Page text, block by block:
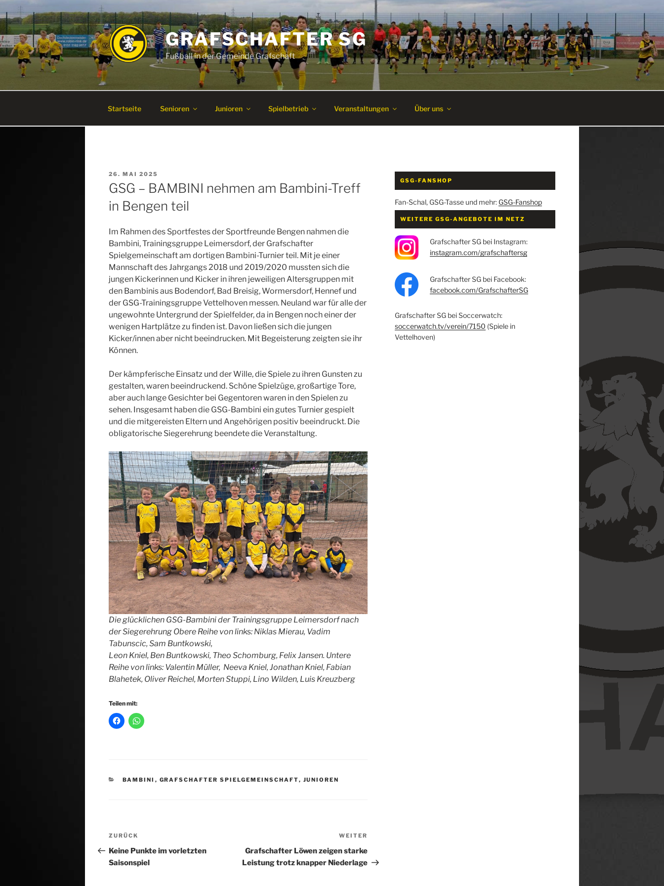
Inhalt
springen
GRAFSCHAFTER SG
Fußball in der Gemeinde Grafschaft
Startseite Senioren Junioren Spielbetrieb Veranstaltungen Über uns
VERÖFFENTLICHT
AM
26. MAI 2025
GSG – BAMBINI nehmen am Bambini-Treff
in Bengen teil
Im Rahmen des Sportfestes der Sportfreunde Bengen nahmen die
Bambini, Trainingsgruppe Leimersdorf, der Grafschafter
Spielgemeinschaft am dortigen Bambini-Turnier teil. Mit je einer
Mannschaft des Jahrgangs 2018 und 2019/2020 mussten sich die
jungen Kickerinnen und Kicker in ihren jeweiligen Altersgruppen mit
den Bambinis aus Bodendorf, Bad Breisig, Wormersdorf, Hennef und
der GSG-Trainingsgruppe Vettelhoven messen. Neuland war für alle der
ungewohnte Untergrund der Spielfelder, da in Bengen noch einer der
wenigen Hartplätze zu finden ist. Davon ließen sich die jungen
Kicker/innen aber nicht beeindrucken. Mit Begeisterung zeigten sie ihr
Können.
Der kämpferische Einsatz und der Wille, die Spiele zu ihren Gunsten zu
gestalten, waren beeindruckend. Schöne Spielzüge, großartige Tore,
aber auch lange Gesichter bei Gegentoren waren in den Spielen zu
sehen. Insgesamt haben die GSG-Bambini ein gutes Turnier gespielt
und die mitgereisten Eltern und Angehörigen positiv beeindruckt. Die
obligatorische Siegerehrung beendete die Veranstaltung.
Die glücklichen GSG-Bambini der Trainingsgruppe Leimersdorf nach
der Siegerehrung Obere Reihe von links: Niklas Mierau, Vadim
Tabunscic, Sam Buntkowski,
Leon Kniel, Ben Buntkowski, Theo Schomburg, Felix Jansen. Untere
Reihe von links: Valentin Müller, Neeva Kniel, Jonathan Kniel, Fabian
Blahetek, Oliver Reichel, Morten Stuppi, Lino Wilden, Luis Kreuzberg
Teilen mit:
KATEGORIEN
BAMBINI , GRAFSCHAFTER SPIELGEMEINSCHAFT, JUNIOREN
Beitragsnavigation
Vorheriger
Beitrag
ZURÜCK
Keine Punkte im vorletzten
Saisonspiel
Beitrag
WEITER
Grafschafter Löwen zeigen starke
Leistung trotz knapper Niederlage
GSG-FANSHOP
Fan-Schal, GSG-Tasse und mehr: GSG-Fanshop
WEITERE GSG-ANGEBOTE IM NETZ
Grafschafter SG bei Instagram:
instagram.com/grafschaftersg
Grafschafter SG bei Facebook:
facebook.com/GrafschafterSG
Grafschafter SG bei Soccerwatch:
soccerwatch.tv/verein/7150 (Spiele in
Vettelhoven)